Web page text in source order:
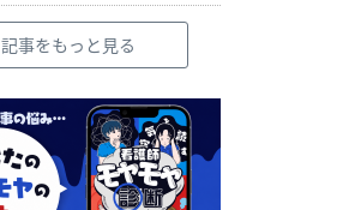
記事をもっと見る